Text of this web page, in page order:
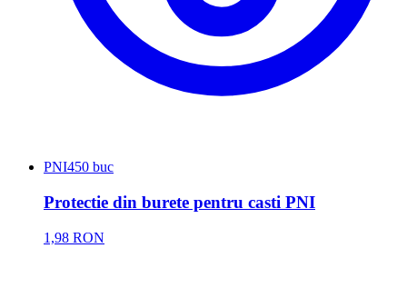
PNI450 buc
Protectie din burete pentru casti PNI
1,98 RON